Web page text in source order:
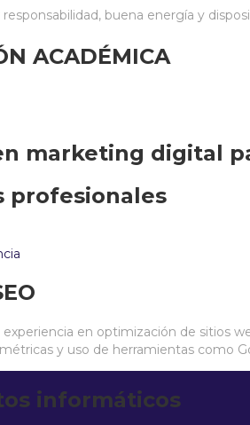
buena energía y
ACADÉMICA
marketing digital
profesionales
experiencia en optimización de sitios
y uso de herramientas como
informáticos